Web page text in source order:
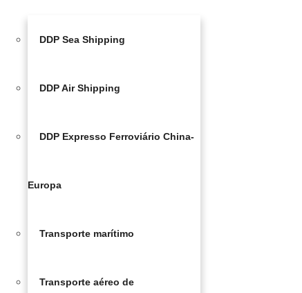
DDP Sea Shipping
DDP Air Shipping
DDP Expresso Ferroviário China-
Europa
Transporte marítimo
Transporte aéreo de